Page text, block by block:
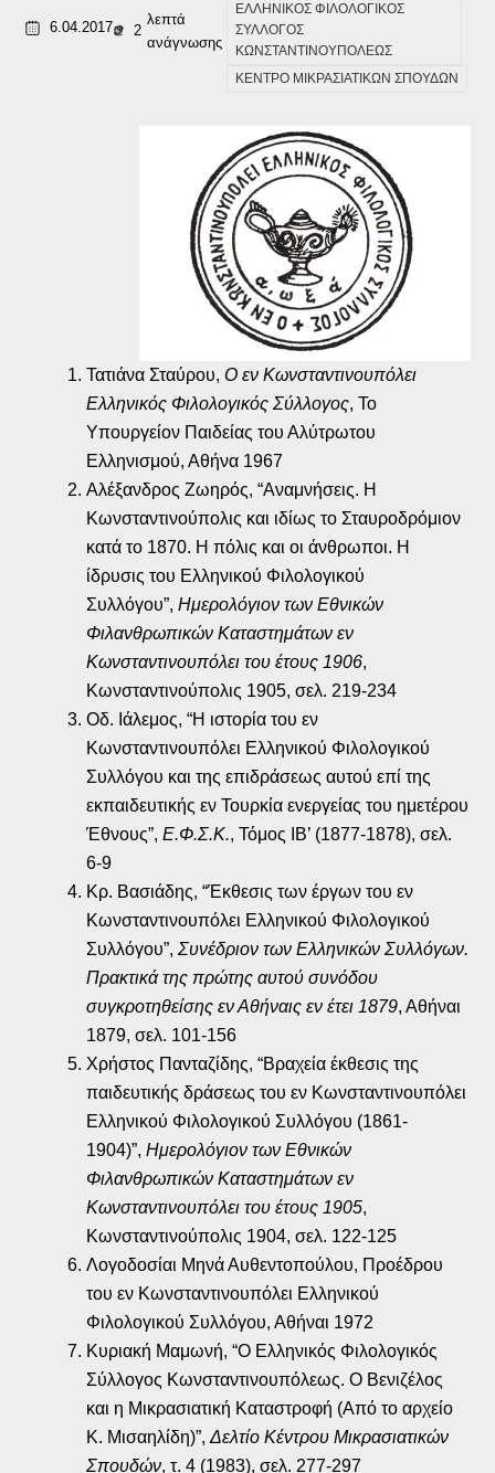
6.04.2017 2
λεπτά
ανάγνωσης
ΕΛΛΗΝΙΚΟΣ ΦΙΛΟΛΟΓΙΚΟΣ
ΣΥΛΛΟΓΟΣ
ΚΩΝΣΤΑΝΤΙΝΟΥΠΟΛΕΩΣ
ΚΕΝΤΡΟ ΜΙΚΡΑΣΙΑΤΙΚΩΝ ΣΠΟΥΔΩΝ
Τατιάνα Σταύρου,Ο εν Κωνσταντινουπόλει
Ελληνικός Φιλολογικός Σύλλογος, Το
Υπουργείον Παιδείας του Αλύτρωτου
Ελληνισμού, Αθήνα 1967
Αλέξανδρος Ζωηρός, “Αναμνήσεις. Η
Κωνσταντινούπολις και ιδίως το Σταυροδρόμιον
κατά το 1870. Η πόλις και οι άνθρωποι. Η
ίδρυσις του Ελληνικού Φιλολογικού
Συλλόγου”,Ημερολόγιον των Εθνικών
Φιλανθρωπικών Καταστημάτων εν
Κωνσταντινουπόλει του έτους 1906,
Κωνσταντινούπολις 1905, σελ. 219-234
Οδ. Ιάλεμος, “Η ιστορία του εν
Κωνσταντινουπόλει Ελληνικού Φιλολογικού
Συλλόγου και της επιδράσεως αυτού επί της
εκπαιδευτικής εν Τουρκία ενεργείας του ημετέρου
Έθνους”,Ε.Φ.Σ.Κ., Τόμος ΙΒ’ (1877-1878), σελ.
6-9
Κρ. Βασιάδης, “Έκθεσις των έργων του εν
Κωνσταντινουπόλει Ελληνικού Φιλολογικού
Συλλόγου”,Συνέδριον των Ελληνικών Συλλόγων.
Πρακτικά της πρώτης αυτού συνόδου
συγκροτηθείσης εν Αθήναις εν έτει 1879, Αθήναι
1879, σελ. 101-156
Χρήστος Πανταζίδης, “Βραχεία έκθεσις της
παιδευτικής δράσεως του εν Κωνσταντινουπόλει
Ελληνικού Φιλολογικού Συλλόγου (1861-
1904)”,Ημερολόγιον των Εθνικών
Φιλανθρωπικών Καταστημάτων εν
Κωνσταντινουπόλει του έτους 1905,
Κωνσταντινούπολις 1904, σελ. 122-125
Λογοδοσίαι Μηνά Αυθεντοπούλου, Προέδρου
του εν Κωνσταντινουπόλει Ελληνικού
Φιλολογικού Συλλόγου, Αθήναι 1972
Κυριακή Μαμωνή, “Ο Ελληνικός Φιλολογικός
Σύλλογος Κωνσταντινουπόλεως. Ο Βενιζέλος
και η Μικρασιατική Καταστροφή (Από το αρχείο
Κ. Μισαηλίδη)”,Δελτίο Κέντρου Μικρασιατικών
Σπουδών, τ. 4 (1983), σελ. 277-297